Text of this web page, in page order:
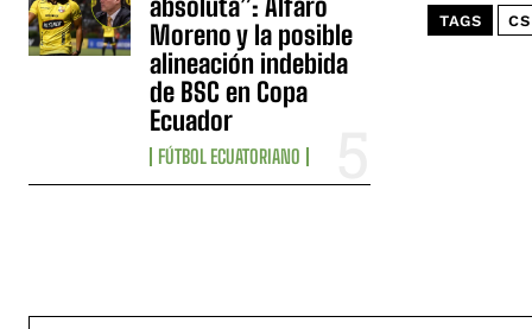
Moreno y la posible
alineación indebida
de BSC en Copa
Ecuador
FÚTBOL ECUATORIANO
TAGS